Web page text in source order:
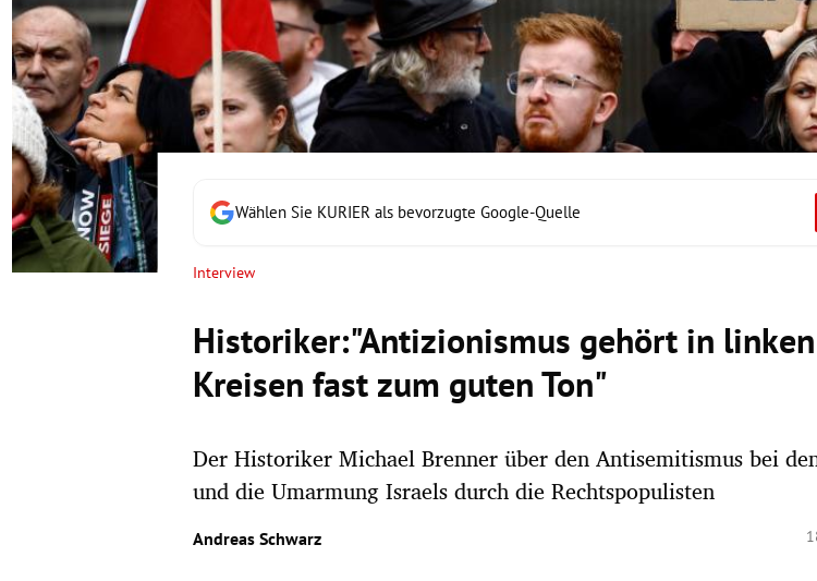
Untermenü
Untermenü
Untermenü
Untermenü
Untermenü
Wählen Sie KURIER als bevorzugte Google-Quelle
Interview
Historiker:"Antizionismus gehört in linken
Kreisen fast zum guten Ton"
Der Historiker Michael Brenner über den Antisemitismus bei
und die Umarmung Israels durch die Rechtspopulisten
Andreas Schwarz